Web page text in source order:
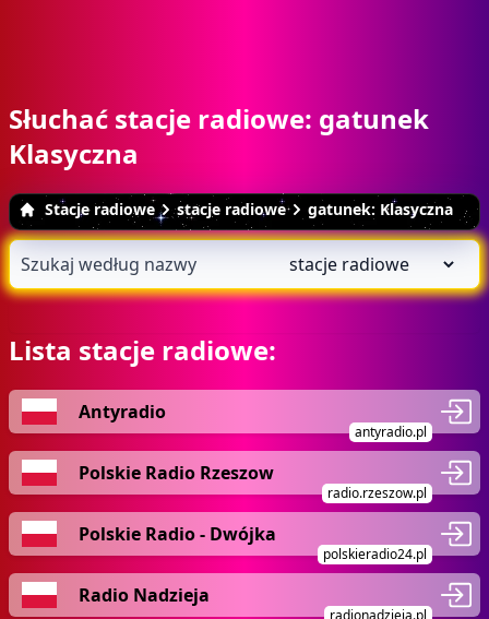
Słuchać stacje radiowe: gatunek
Klasyczna
Stacje radiowe stacje radiowe gatunek: Klasyczna
Lista stacje radiowe:
Antyradio
antyradio.pl
Polskie Radio Rzeszow
radio.rzeszow.pl
Polskie Radio - Dwójka
polskieradio24.pl
Radio Nadzieja
radionadzieja.pl